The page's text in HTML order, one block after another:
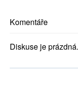
Komentáře
Diskuse je prázdná.